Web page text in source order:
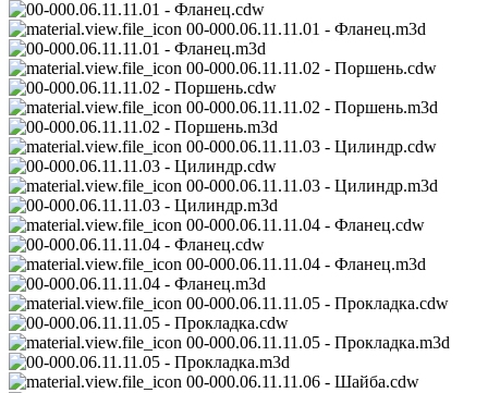
00-000.06.11.11.01 - Фланец.m3d
00-000.06.11.11.02 - Поршень.cdw
00-000.06.11.11.02 - Поршень.m3d
00-000.06.11.11.03 - Цилиндр.cdw
00-000.06.11.11.03 - Цилиндр.m3d
00-000.06.11.11.04 - Фланец.cdw
00-000.06.11.11.04 - Фланец.m3d
00-000.06.11.11.05 - Прокладка.cdw
00-000.06.11.11.05 - Прокладка.m3d
00-000.06.11.11.06 - Шайба.cdw